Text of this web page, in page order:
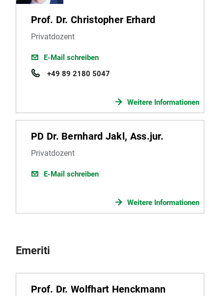
Prof. Dr. Christopher Erhard
Privatdozent
E-Mail schreiben
+49 89 2180 5047
Weitere Informationen
PD Dr. Bernhard Jakl, Ass.jur.
Privatdozent
E-Mail schreiben
Weitere Informationen
Emeriti
Prof. Dr. Wolfhart Henckmann